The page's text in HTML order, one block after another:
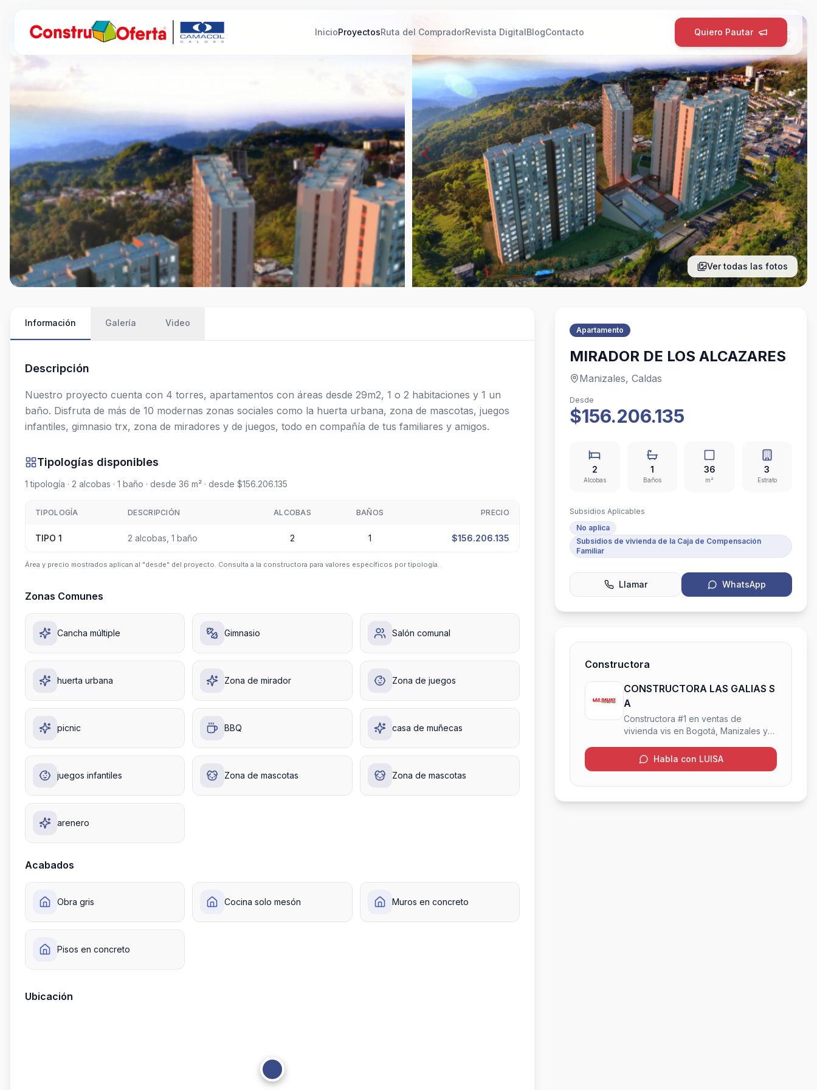
InicioProyectosRuta del CompradorRevista DigitalBlogContacto Quiero Pautar
Ver todas las fotos
Información Galería Video
Descripción
Nuestro proyecto cuenta con 4 torres, apartamentos con áreas desde 29m2, 1 o 2 habitaciones y 1 un
baño. Disfruta de más de 10 modernas zonas sociales como la huerta urbana, zona de mascotas, juegos
infantiles, gimnasio trx, zona de miradores y de juegos, todo en compañía de tus familiares y amigos.
Tipologías disponibles
1 tipología · 2 alcobas · 1 baño · desde 36 m² · desde $156.206.135
TIPOLOGÍA DESCRIPCIÓN ALCOBAS BAÑOS PRECIO
TIPO 1 2 alcobas, 1 baño 2 1 $156.206.135
Área y precio mostrados aplican al "desde" del proyecto. Consulta a la constructora para valores específicos por tipología.
Zonas Comunes
Cancha múltiple Gimnasio Salón comunal
huerta urbana Zona de mirador Zona de juegos
picnic BBQ casa de muñecas
juegos infantiles Zona de mascotas Zona de mascotas
arenero
Acabados
Obra gris Cocina solo mesón Muros en concreto
Pisos en concreto
Ubicación
Apartamento
MIRADOR DE LOS ALCAZARES
Manizales, Caldas
Desde
$156.206.135
2
Alcobas
1
Baños
36
m²
3
Estrato
Subsidios Aplicables
No aplica
Subsidios de vivienda de la Caja de Compensación
Familiar
Llamar WhatsApp
Constructora
CONSTRUCTORA LAS GALIAS S
A
Constructora #1 en ventas de
vivienda vis en Bogotá, Manizales y
Habla con LUISA